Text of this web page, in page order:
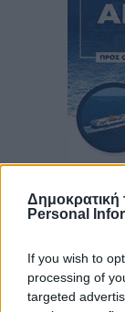
Δημοκρατική
Personal
If you wish to
processing of
targeted